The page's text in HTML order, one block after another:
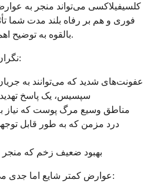
کلسيفیلاکسی می‌تواند منجر به
فوری و هم بر رفاه بلند مدت شما
بالقوه به توضیح اهمیت درمان سریع کمک می‌کند.
نگران کننده‌ترین عوارض عبارتند از:
عفونت‌های شدید که می‌توانند به
سپسیس، یک پاسخ
مناطق وسیع مرگ پوست که نیاز
درد مزمن که به طور قابل
بهبود ضعیف زخم که منجر
عوارض کمتر شایع اما جدی می‌توانند شامل موارد زیر باشند: